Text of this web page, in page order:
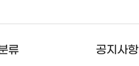
류 공지사항